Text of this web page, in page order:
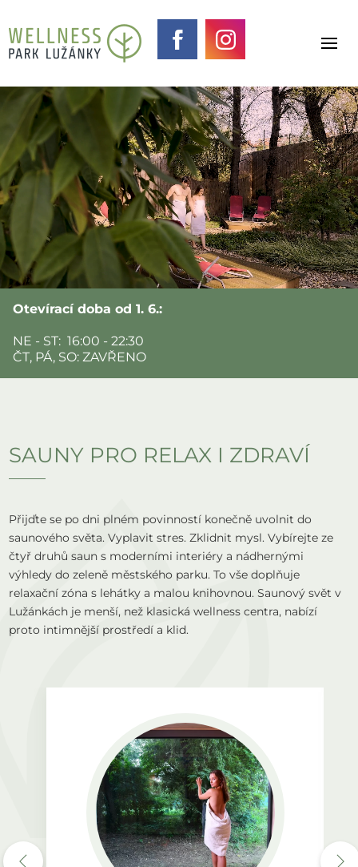
Otevírací doba od 1. 6.:
NE - ST: 16:00 - 22:30
ČT, PÁ, SO: ZAVŘENO
SAUNY PRO RELAX I ZDRAVÍ
Přijďte se po dni plném povinností konečně uvolnit do
saunového světa. Vyplavit stres. Zklidnit mysl. Vybírejte ze
čtyř druhů saun s moderními interiéry a nádhernými
výhledy do zeleně městského parku. To vše doplňuje
relaxační zóna s lehátky a malou knihovnou. Saunový svět v
Lužánkách je menší, než klasická wellness centra, nabízí
proto intimnější prostředí a klid.